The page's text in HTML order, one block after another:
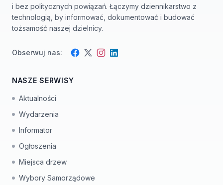
i bez politycznych powiązań. Łączymy dziennikarstwo z
technologią, by informować, dokumentować i budować
tożsamość naszej dzielnicy.
Obserwuj nas: Facebook
TwitterInstagram
LinkedIn
NASZE SERWISY
Aktualności
Wydarzenia
Informator
Ogłoszenia
Miejsca drzew
Wybory Samorządowe